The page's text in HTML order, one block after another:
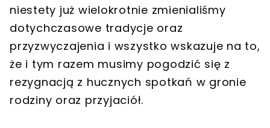
niestety już wielokrotnie zmienialiśmy
dotychczasowe tradycje oraz
przyzwyczajenia i wszystko wskazuje na to,
że i tym razem musimy pogodzić się z
rezygnacją z hucznych spotkań w gronie
rodziny oraz przyjaciół.